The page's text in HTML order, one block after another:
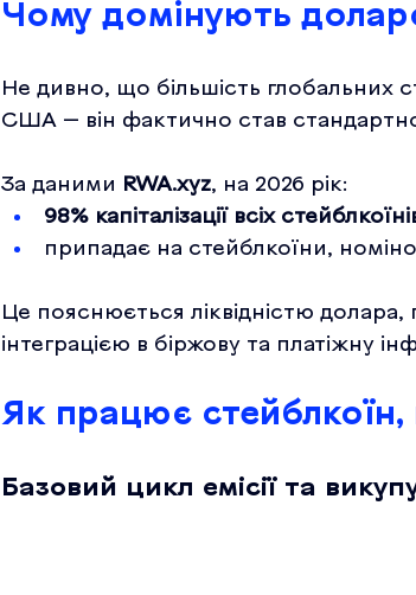
Чому домінують
Не дивно, що більшість глобальних
США — він фактично став
За даними RWA.xyz, на 2026 рік:
98% капіталізації всіх
припадає на стейблкоїни,
Це пояснюється ліквідністю
інтеграцією в біржову та платіжну
Як працює стейблкоїн,
Базовий цикл емісії та